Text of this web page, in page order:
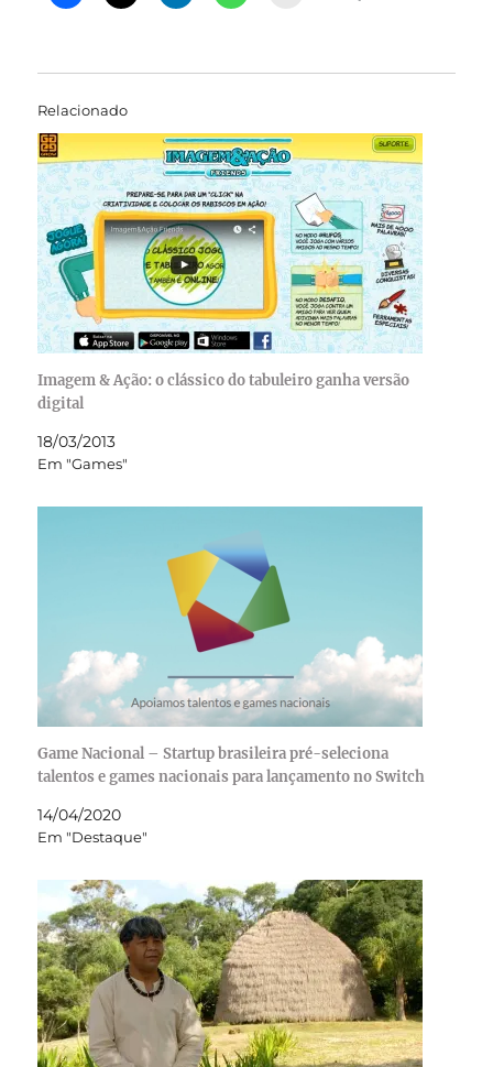
Relacionado
Imagem & Ação: o clássico do tabuleiro ganha versão
digital
18/03/2013
Em "Games"
Game Nacional – Startup brasileira pré-seleciona
talentos e games nacionais para lançamento no Switch
14/04/2020
Em "Destaque"